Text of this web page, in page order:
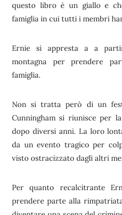
questo libro è un giallo e
famiglia in cui tutti i membri
Ernie si appresta a a
montagna per prendere
famiglia.
Non si tratta però di un
Cunningham si riunisce per
dopo diversi anni. La loro
da un evento tragico per
visto ostracizzato dagli altri
Per quanto recalcitrante
prendere parte alla